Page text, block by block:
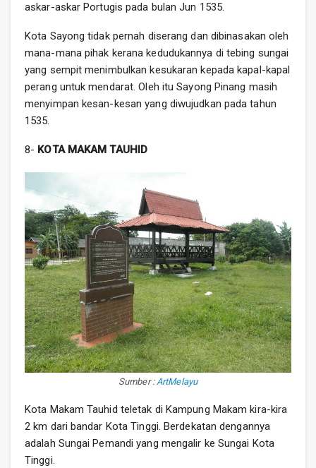
askar-askar Portugis pada bulan Jun 1535.
Kota Sayong tidak pernah diserang dan dibinasakan oleh
mana-mana pihak kerana kedudukannya di tebing sungai
yang sempit menimbulkan kesukaran kepada kapal-kapal
perang untuk mendarat. Oleh itu Sayong Pinang masih
menyimpan kesan-kesan yang diwujudkan pada tahun
1535.
8- KOTA MAKAM TAUHID
Sumber :ArtMelayu
Kota Makam Tauhid teletak di Kampung Makam kira-kira
2 km dari bandar Kota Tinggi. Berdekatan dengannya
adalah Sungai Pemandi yang mengalir ke Sungai Kota
Tinggi.